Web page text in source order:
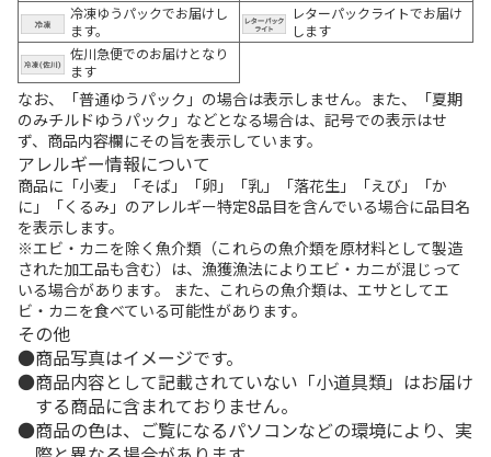
冷凍ゆうパックでお届けし
ます。
レターパックライトでお届け
します
佐川急便でのお届けとなり
ます
なお、「普通ゆうパック」の場合は表示しません。また、「夏期
のみチルドゆうパック」などとなる場合は、記号での表示はせ
ず、商品内容欄にその旨を表示しています。
アレルギー情報について
商品に「小麦」「そば」「卵」「乳」「落花生」「えび」「か
に」「くるみ」のアレルギー特定8品目を含んでいる場合に品目名
を表示します。
※エビ・カニを除く魚介類（これらの魚介類を原材料として製造
された加工品も含む）は、漁獲漁法によりエビ・カニが混じって
いる場合があります。 また、これらの魚介類は、エサとしてエ
ビ・カニを食べている可能性があります。
その他
商品写真はイメージです。
商品内容として記載されていない「小道具類」はお届け
する商品に含まれておりません。
商品の色は、ご覧になるパソコンなどの環境により、実